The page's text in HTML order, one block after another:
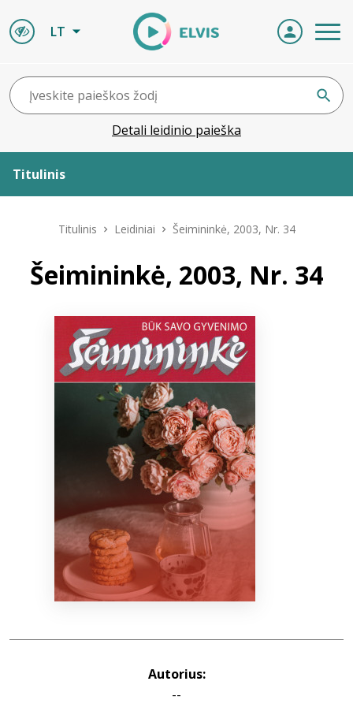
LT
Detali leidinio paieška
Titulinis
Leidiniai
Naujienos
+370 667 80 541
info@elvislab.lt
Titulinis Leidiniai Šeimininkė, 2003, Nr. 34
Šeimininkė, 2003, Nr. 34
Autorius:
--